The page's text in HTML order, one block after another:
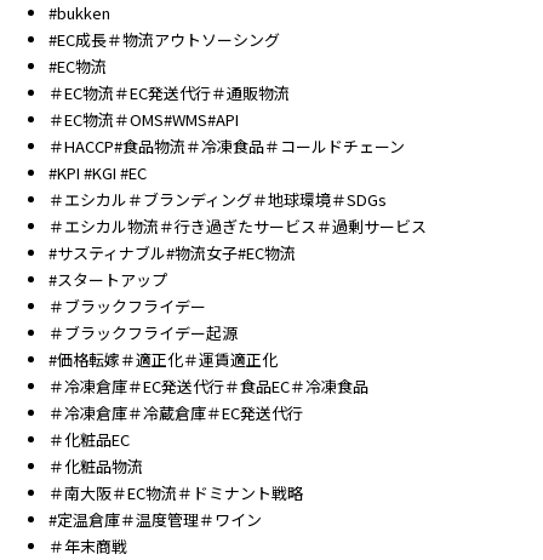
#bukken
#EC成長＃物流アウトソーシング
#EC物流
＃EC物流＃EC発送代行＃通販物流
＃EC物流＃OMS#WMS#API
＃HACCP#食品物流＃冷凍食品＃コールドチェーン
#KPI #KGI #EC
＃エシカル＃ブランディング＃地球環境＃SDGs
＃エシカル物流＃行き過ぎたサービス＃過剰サービス
#サスティナブル#物流女子#EC物流
#スタートアップ
＃ブラックフライデー
＃ブラックフライデー起源
#価格転嫁＃適正化＃運賃適正化
＃冷凍倉庫＃EC発送代行＃食品EC＃冷凍食品
＃冷凍倉庫＃冷蔵倉庫＃EC発送代行
＃化粧品EC
＃化粧品物流
＃南大阪＃EC物流＃ドミナント戦略
#定温倉庫＃温度管理＃ワイン
＃年末商戦